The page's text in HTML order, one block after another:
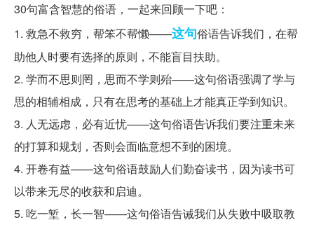
30句富含智慧的俗语，一起来回顾一下吧：
1. 救急不救穷，帮笨不帮懒——这句俗语告诉我们，在帮
助他人时要有选择的原则，不能盲目扶助。
2. 学而不思则罔，思而不学则殆——这句俗语强调了学与
思的相辅相成，只有在思考的基础上才能真正学到知识。
3. 人无远虑，必有近忧——这句俗语告诉我们要注重未来
的打算和规划，否则会面临意想不到的困境。
4. 开卷有益——这句俗语鼓励人们勤奋读书，因为读书可
以带来无尽的收获和启迪。
5. 吃一堑，长一智——这句俗语告诫我们从失败中吸取教